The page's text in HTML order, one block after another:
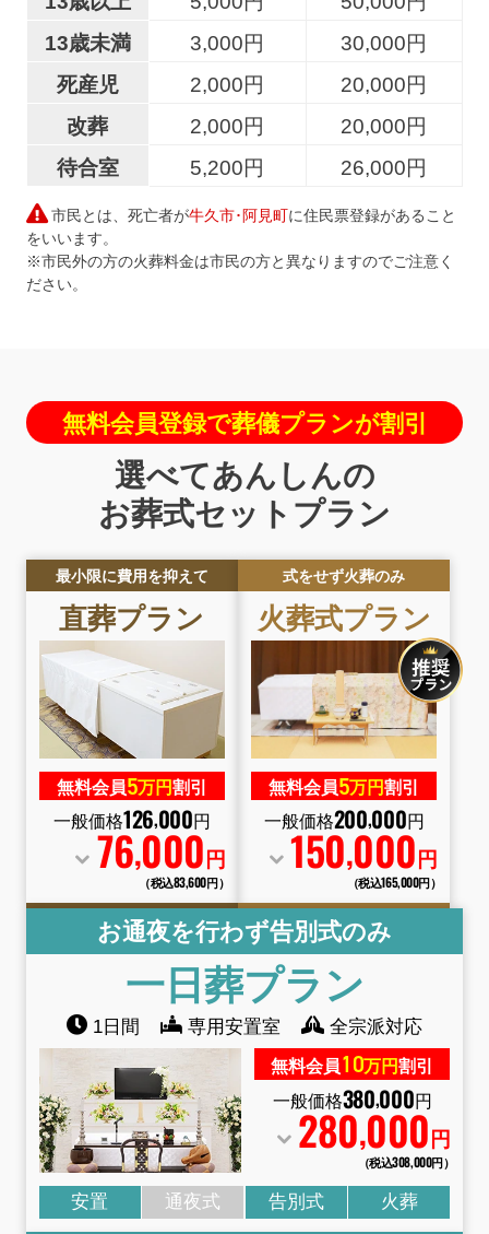
13歳未満
3,000円
30,000円
死産児
2,000円
20,000円
改葬
2,000円
20,000円
待合室
5,200円 26,000円
市民とは、死亡者が牛久市･阿見町に住民票登録があること
をいいます。
※市民外の方の火葬料金は市民の方と異なりますのでご注意く
ださい。
無料会員登録で葬儀プランが割引
選べてあんしんの
お葬式セットプラン
最小限に費用を抑えて
直葬プラン
無料会員5万円割引
一般価格126,000円
76,000 円
（税込83,600円）
式をせず火葬のみ
火葬式プラン
無料会員5万円割引
一般価格200,000円
150,000 円
（税込165,000円）
お通夜を行わず告別式のみ
一日葬プラン
1日間 専用安置室 全宗派対応
無料会員10万円割引
一般価格380,000円
280,000 円
（税込308,000円）
安置 通夜式 告別式 火葬